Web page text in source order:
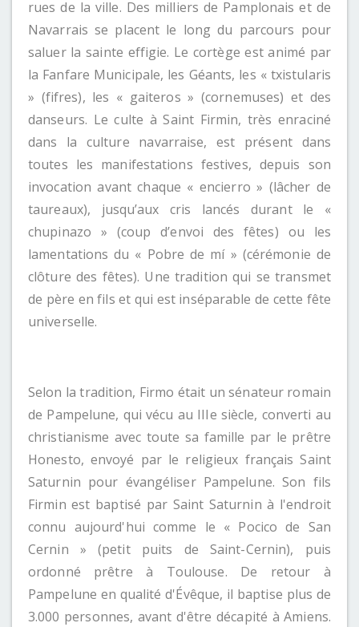
rues de la ville. Des milliers de Pamplonais et de
Navarrais se placent le long du parcours pour
saluer la sainte effigie. Le cortège est animé par
la Fanfare Municipale, les Géants, les « txistularis
» (fifres), les « gaiteros » (cornemuses) et des
danseurs. Le culte à Saint Firmin, très enraciné
dans la culture navarraise, est présent dans
toutes les manifestations festives, depuis son
invocation avant chaque « encierro » (lâcher de
taureaux), jusqu’aux cris lancés durant le «
chupinazo » (coup d’envoi des fêtes) ou les
lamentations du « Pobre de mí » (cérémonie de
clôture des fêtes). Une tradition qui se transmet
de père en fils et qui est inséparable de cette fête
universelle.
Selon la tradition, Firmo était un sénateur romain
de Pampelune, qui vécu au IIIe siècle, converti au
christianisme avec toute sa famille par le prêtre
Honesto, envoyé par le religieux français Saint
Saturnin pour évangéliser Pampelune. Son fils
Firmin est baptisé par Saint Saturnin à l'endroit
connu aujourd'hui comme le « Pocico de San
Cernin » (petit puits de Saint-Cernin), puis
ordonné prêtre à Toulouse. De retour à
Pampelune en qualité d'Évêque, il baptise plus de
3.000 personnes, avant d'être décapité à Amiens.